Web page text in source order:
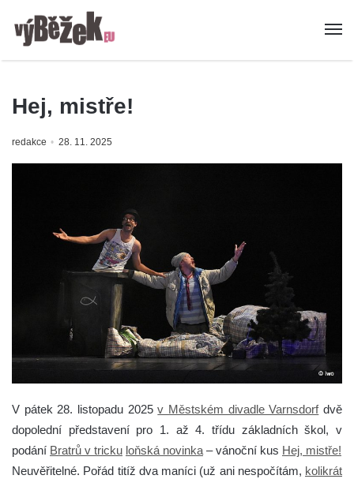
Hej, mistře!
redakce 28. 11. 2025
V pátek 28. listopadu 2025v Městském divadle Varnsdorfdvě
dopolední představení pro 1. až 4. třídu základních škol, v
podání Bratrů v tricku loňská novinka – vánoční kus Hej, mistře!
Neuvěřitelné. Pořád titíž dva maníci (už ani nespočítám, kolikrát